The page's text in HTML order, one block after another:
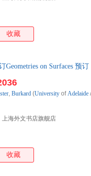
收藏
Geometries on Surfaces 预
上海外文书店旗舰店
, Burkard (University ofAdelaide
收藏